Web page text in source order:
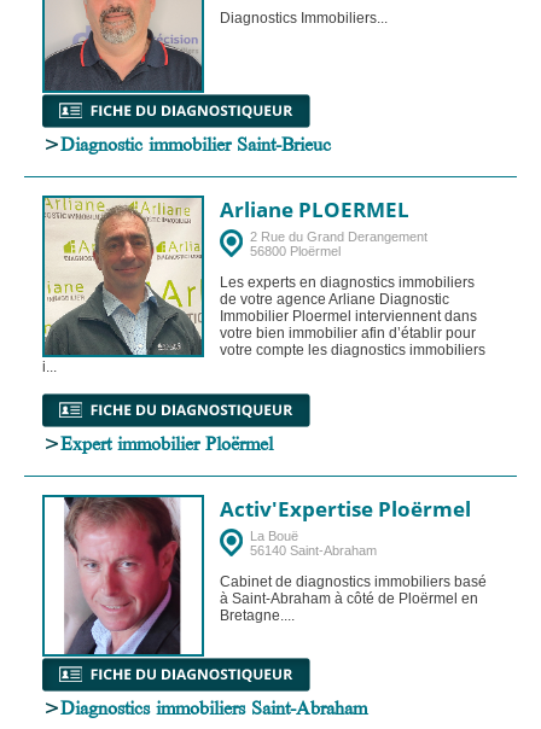
Diagnostics Immobiliers...
>Diagnostic immobilier Saint-Brieuc
Arliane PLOERMEL
2 Rue du Grand Derangement
56800 Ploërmel
Les experts en diagnostics immobiliers
de votre agence Arliane Diagnostic
Immobilier Ploermel interviennent dans
votre bien immobilier afin d’établir pour
votre compte les diagnostics immobiliers
i...
>Expert immobilier Ploërmel
Activ'Expertise Ploërmel
La Bouë
56140 Saint-Abraham
Cabinet de diagnostics immobiliers basé
à Saint-Abraham à côté de Ploërmel en
Bretagne....
>Diagnostics immobiliers Saint-Abraham